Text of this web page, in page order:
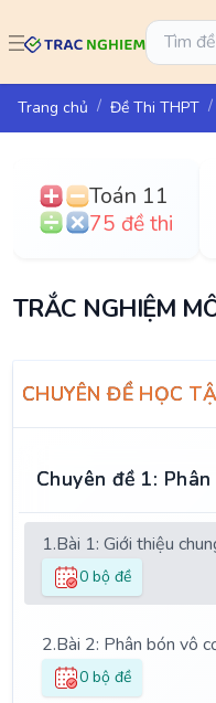
Trang chủ Đề Thi THPT
Toán 11
75 đề thi
TRẮC NGHIỆM
CHUYÊN ĐỀ HỌC
Chuyên đề 1:
1.Bài 1: Giới thiệu
0 bộ đề
2.Bài 2: Phân bón vô
0 bộ đề